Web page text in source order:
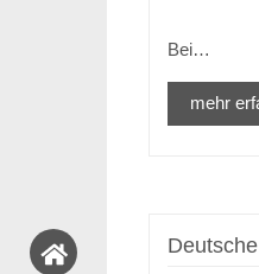
Bei…
mehr